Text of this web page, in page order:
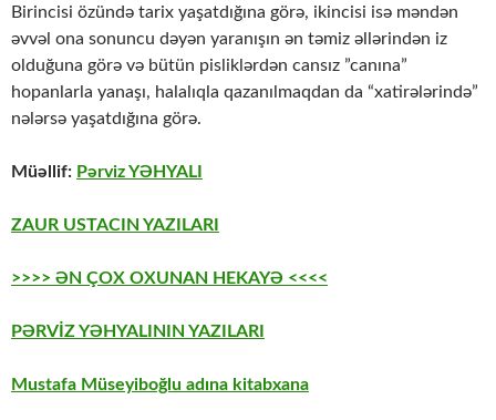
Birincisi özündə tarix yaşatdığına görə, ikincisi isə məndən
əvvəl ona sonuncu dəyən yaranışın ən təmiz əllərindən iz
olduğuna görə və bütün pisliklərdən cansız ”canına”
hopanlarla yanaşı, halalıqla qazanılmaqdan da “xatirələrində”
nələrsə yaşatdığına görə.
Müəllif: Pərviz YƏHYALI
ZAUR USTACIN YAZILARI
>>>> ƏN ÇOX OXUNAN HEKAYƏ <<<<
PƏRVİZ YƏHYALININ YAZILARI
Mustafa Müseyiboğlu adına kitabxana